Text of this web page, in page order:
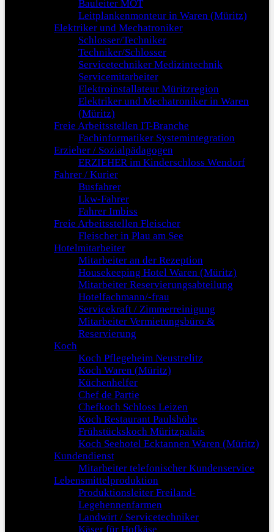
Bauleiter MOT
Leitplankenmonteur in Waren (Müritz)
Elektriker und Mechatroniker
Schlosser/Techniker
Techniker/Schlosser
Servicetechniker Medizintechnik
Servicemitarbeiter
Elektroinstallateur Müritzregion
Elektriker und Mechatroniker in Waren
(Müritz)
Freie Arbeitsstellen IT-Branche
Fachinformatiker Systemintegration
Erzieher / Sozialpädagogen
ERZIEHER im Kinderschloss Wendorf
Fahrer / Kurier
Busfahrer
Lkw-Fahrer
Fahrer Imbiss
Freie Arbeitsstellen Fleischer
Fleischer in Plau am See
Hotelmitarbeiter
Mitarbeiter an der Rezeption
Housekeeping Hotel Waren (Müritz)
Mitarbeiter Reservierungsabteilung
Hotelfachmann/-frau
Servicekraft / Zimmerreinigung
Mitarbeiter Vermietungsbüro &
Reservierung
Koch
Koch Pflegeheim Neustrelitz
Koch Waren (Müritz)
Küchenhelfer
Chef de Partie
Chefkoch Schloss Leizen
Koch Restaurant Paulshöhe
Frühstückskoch Müritzpalais
Koch Seehotel Ecktannen Waren (Müritz)
Kundendienst
Mitarbeiter telefonischer Kundenservice
Lebensmittelproduktion
Produktionsleiter Freiland-
Legehennenfarmen
Landwirt / Servicetechniker
Käser für Hofkäse